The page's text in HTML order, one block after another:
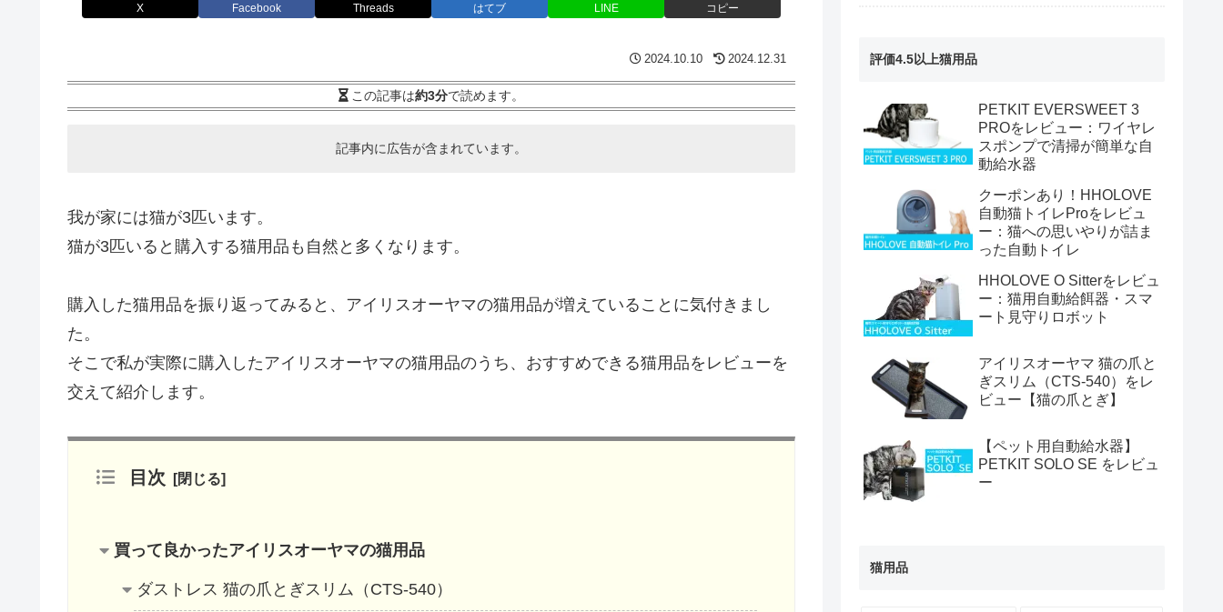
X Facebook Threads はてブ LINE コピー
2024.10.10 2024.12.31
この記事は約3分で読めます。
記事内に広告が含まれています。
我が家には猫が3匹います。
猫が3匹いると購入する猫用品も自然と多くなります。
購入した猫用品を振り返ってみると、アイリスオーヤマの猫用品が増えていることに気付きまし
た。
そこで私が実際に購入したアイリスオーヤマの猫用品のうち、おすすめできる猫用品をレビューを
交えて紹介します。
目次
買って良かったアイリスオーヤマの猫用品
ダストレス 猫の爪とぎスリム（CTS-540）
評価4.5以上猫用品
PETKIT EVERSWEET 3
PROをレビュー：ワイヤレ
スポンプで清掃が簡単な自
動給水器
クーポンあり！HHOLOVE
自動猫トイレProをレビュ
ー：猫への思いやりが詰ま
った自動トイレ
HHOLOVE O Sitterをレビュ
ー：猫用自動給餌器・スマ
ート見守りロボット
アイリスオーヤマ 猫の爪と
ぎスリム（CTS-540）をレ
ビュー【猫の爪とぎ】
【ペット用自動給水器】
PETKIT SOLO SE をレビュ
ー
猫用品